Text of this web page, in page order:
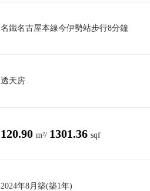
名鐵名古屋本線今伊勢站步行8分鐘
透天房
120.90 m²/ 1301.36 sqf
2024年8月築(築1年)